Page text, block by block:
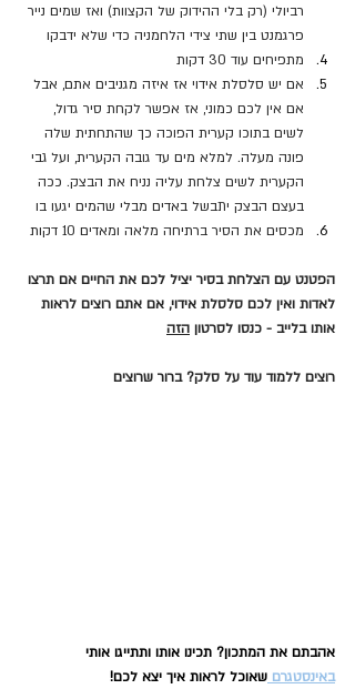
רביולי (רק בלי ההידוק של הקצוות) ואז שמים נייר
פרגמנט בין שתי צידי הלחמניה כדי שלא ידבקו
מתפיחים עוד 30 דקות
אם יש סלסלת אידוי אז איזה מגניבים אתם, אבל
אם אין לכם כמוני, אז אפשר לקחת סיר גדול,
לשים בתוכו קערית הפוכה כך שהתחתית שלה
פונה מעלה. למלא מים עד גובה הקערית, ועל גבי
הקערית לשים צלחת עליה נניח את הבצק. ככה
בעצם הבצק יתבשל באדים מבלי שהמים יגעו בו
מכסים את הסיר ברתיחה מלאה ומאדים 10 דקות
הפטנט עם הצלחת בסיר יציל לכם את החיים אם תרצו
לאדות ואין לכם סלסלת אידוי, אם אתם רוצים לראות
אותו בלייב - כנסו לסרטון הזה
רוצים ללמוד עוד על סלק? ברור שרוצים
אהבתם את המתכון? תכינו אותו ותתייגו אותי
באינסטגרם שאוכל לראות איך יצא לכם!